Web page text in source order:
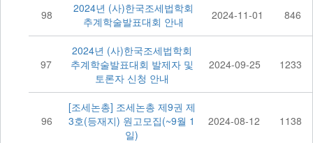
98
2024년 (사)한국조세법학회
추계학술발표대회 안내
2024-11-01 846
97
2024년 (사)한국조세법학회
추계학술발표대회 발제자 및
토론자 신청 안내
2024-09-25 1233
96
[조세논총] 조세논총 제9권 제
3호(등재지) 원고모집(~9월 1
일)
2024-08-12 1138